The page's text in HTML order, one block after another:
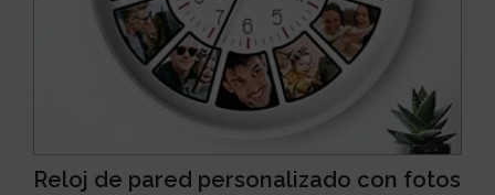
Reloj de pared personalizado con fotos